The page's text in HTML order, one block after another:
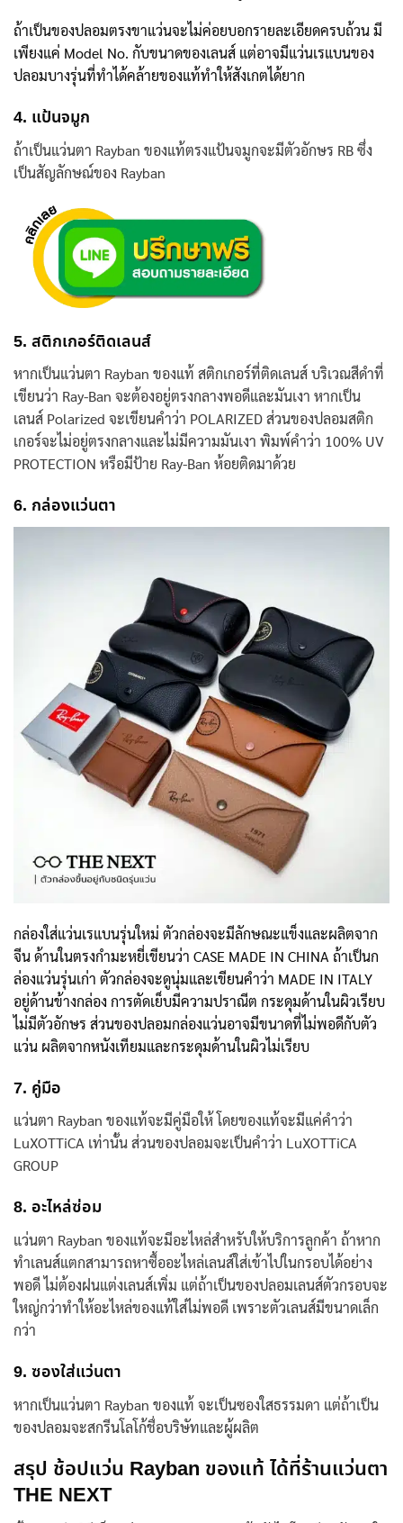
ถ้าเป็นของปลอมตรงขาแว่นจะไม่ค่อยบอกรายละเอียดครบถ้วน มี
เพียงแค่ Model No. กับขนาดของเลนส์ แต่อาจมีแว่นเรแบนของ
ปลอมบางรุ่นที่ทำได้คล้ายของแท้ทำให้สังเกตได้ยาก
4. แป้นจมูก
ถ้าเป็นแว่นตา Rayban ของแท้ตรงแป้นจมูกจะมีตัวอักษร RBซึ่ง
เป็นสัญลักษณ์ของ Rayban
5. สติกเกอร์ติดเลนส์
หากเป็นแว่นตา Rayban ของแท้ สติกเกอร์ที่ติดเลนส์ บริเวณสีดำที่
เขียนว่า Ray-Ban จะต้องอยู่ตรงกลางพอดีและมันเงา หากเป็น
เลนส์ Polarized จะเขียนคำว่า POLARIZED ส่วนของปลอมสติก
เกอร์จะไม่อยู่ตรงกลางและไม่มีความมันเงา พิมพ์คำว่า 100% UV
PROTECTION หรือมีป้าย Ray-Ban ห้อยติดมาด้วย
6. กล่องแว่นตา
กล่องใส่แว่นเรแบนรุ่นใหม่ ตัวกล่องจะมีลักษณะแข็งและผลิตจาก
จีน ด้านในตรงกำมะหยี่เขียนว่า CASE MADE IN CHINA ถ้าเป็นก
ล่องแว่นรุ่นเก่า ตัวกล่องจะดูนุ่มและเขียนคำว่า MADE IN ITALY
อยู่ด้านข้างกล่อง การตัดเย็บมีความปราณีต กระดุมด้านในผิวเรียบ
ไม่มีตัวอักษร ส่วนของปลอมกล่องแว่นอาจมีขนาดที่ไม่พอดีกับตัว
แว่น ผลิตจากหนังเทียมและกระดุมด้านในผิวไม่เรียบ
7. คู่มือ
แว่นตา Rayban ของแท้จะมีคู่มือให้โดยของแท้จะมีแค่คำว่า
LuXOTTiCA เท่านั้น ส่วนของปลอมจะเป็นคำว่า LuXOTTiCA
GROUP
8. อะไหล่ซ่อม
แว่นตา Rayban ของแท้จะมีอะไหล่สำหรับให้บริการลูกค้า ถ้าหาก
ทำเลนส์แตกสามารถหาซื้ออะไหล่เลนส์ใส่เข้าไปในกรอบได้อย่าง
พอดี ไม่ต้องฝนแต่งเลนส์เพิ่ม แต่ถ้าเป็นของปลอมเลนส์ตัวกรอบจะ
ใหญ่กว่าทำให้อะไหล่ของแท้ใส่ไม่พอดี เพราะตัวเลนส์มีขนาดเล็ก
กว่า
9. ซองใส่แว่นตา
หากเป็นแว่นตา Rayban ของแท้ จะเป็นซองใสธรรมดา แต่ถ้าเป็น
ของปลอมจะสกรีนโลโก้ชื่อบริษัทและผู้ผลิต
สรุป ช้อปแว่น Rayban ของแท้ ได้ที่ร้านแว่นตา
THE NEXT